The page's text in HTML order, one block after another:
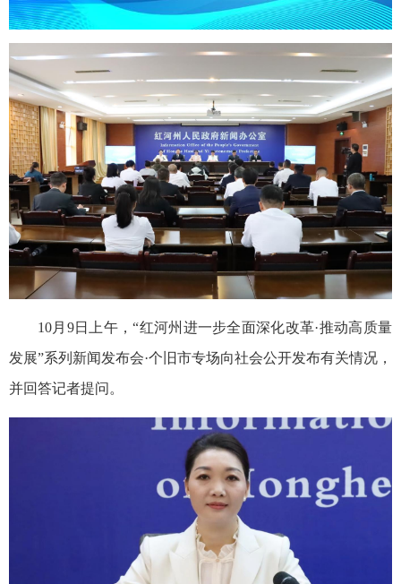
10月9日上午，“红河州进一步全面深化改革·推动高质量
发展”系列新闻发布会·个旧市专场向社会公开发布有关情况，
并回答记者提问。